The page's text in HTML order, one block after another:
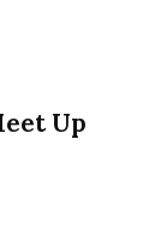
Up